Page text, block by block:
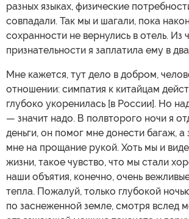
разных языках, физические
совпадали. Так мы и шагали, пока
сохранности не вернулись в отель. Из
признательности я заплатила ему в
Мне кажется, тут дело в добром,
отношении: симпатия к китайцам
глубоко укоренилась [в России]. Но
— значит надо. В полвторого ночи я
деньги, он помог мне донести багаж, а
мне на прощание рукой. Хоть мы и
жизни, такое чувство, что мы стали
наши объятия, конечно, очень
тепла. Пожалуй, только глубокой
по заснеженной земле, смотря вслед